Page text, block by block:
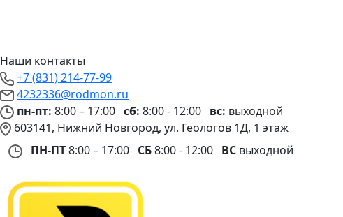
Наши контакты
+7 (831) 214-77-99
4232336@rodmon.ru
пн-пт: 8:00 – 17:00 сб: 8:00 - 12:00 вс: выходной
603141, Нижний Новгород, ул. Геологов 1Д, 1 этаж
ПН-ПТ8:00 – 17:00 СБ8:00 - 12:00 ВС выходной